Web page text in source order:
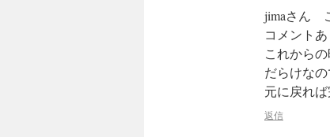
jimaさん
コメントあ
これから
だらけな
元に戻れば
返信